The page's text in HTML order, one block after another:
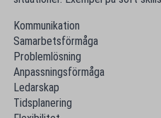
Kommunikation
Samarbetsförmåga
Problemlösning
Anpassningsförmåga
Ledarskap
Tidsplanering